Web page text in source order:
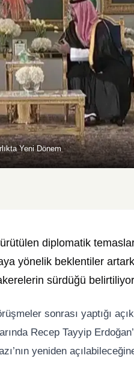
Yeni Dönem
diplomatik
yönelik beklentiler
sürdüğü
sonrası yaptığı
Recep Tayyip Erdoğan
yeniden